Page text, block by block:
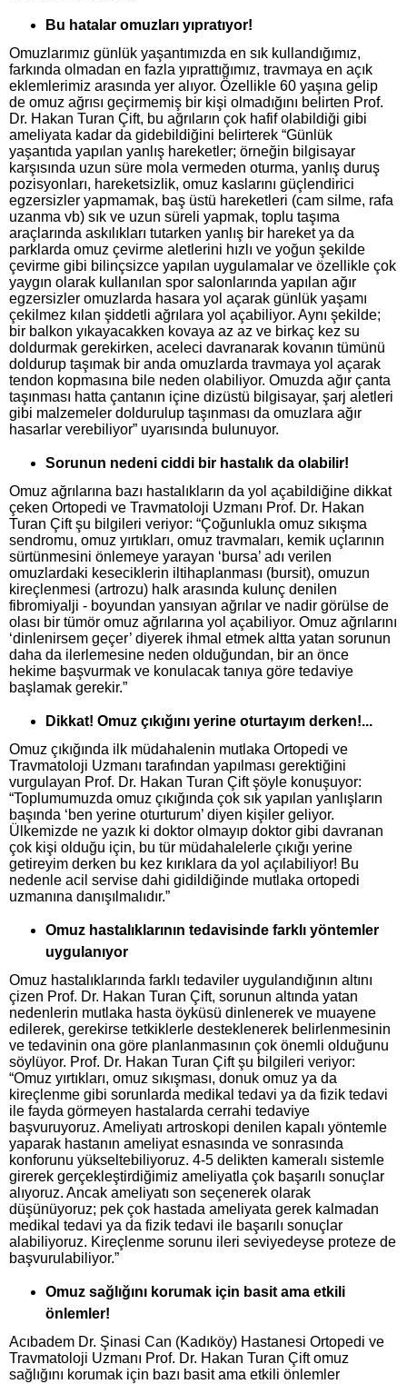
Bu hatalar omuzları yıpratıyor!
Omuzlarımız günlük yaşantımızda en sık kullandığımız,
farkında olmadan en fazla yıprattığımız, travmaya en açık
eklemlerimiz arasında yer alıyor. Özellikle 60 yaşına gelip
de omuz ağrısı geçirmemiş bir kişi olmadığını belirten Prof.
Dr. Hakan Turan Çift, bu ağrıların çok hafif olabildiği gibi
ameliyata kadar da gidebildiğini belirterek “Günlük
yaşantıda yapılan yanlış hareketler; örneğin bilgisayar
karşısında uzun süre mola vermeden oturma, yanlış duruş
pozisyonları, hareketsizlik, omuz kaslarını güçlendirici
egzersizler yapmamak, baş üstü hareketleri (cam silme, rafa
uzanma vb) sık ve uzun süreli yapmak, toplu taşıma
araçlarında askılıkları tutarken yanlış bir hareket ya da
parklarda omuz çevirme aletlerini hızlı ve yoğun şekilde
çevirme gibi bilinçsizce yapılan uygulamalar ve özellikle çok
yaygın olarak kullanılan spor salonlarında yapılan ağır
egzersizler omuzlarda hasara yol açarak günlük yaşamı
çekilmez kılan şiddetli ağrılara yol açabiliyor. Aynı şekilde;
bir balkon yıkayacakken kovaya az az ve birkaç kez su
doldurmak gerekirken, aceleci davranarak kovanın tümünü
doldurup taşımak bir anda omuzlarda travmaya yol açarak
tendon kopmasına bile neden olabiliyor. Omuzda ağır çanta
taşınması hatta çantanın içine dizüstü bilgisayar, şarj aletleri
gibi malzemeler doldurulup taşınması da omuzlara ağır
hasarlar verebiliyor” uyarısında bulunuyor.
Sorunun nedeni ciddi bir hastalık da olabilir!
Omuz ağrılarına bazı hastalıkların da yol açabildiğine dikkat
çeken Ortopedi ve Travmatoloji Uzmanı Prof. Dr. Hakan
Turan Çift şu bilgileri veriyor: “Çoğunlukla omuz sıkışma
sendromu, omuz yırtıkları, omuz travmaları, kemik uçlarının
sürtünmesini önlemeye yarayan ‘bursa’ adı verilen
omuzlardaki keseciklerin iltihaplanması (bursit), omuzun
kireçlenmesi (artrozu) halk arasında kulunç denilen
fibromiyalji - boyundan yansıyan ağrılar ve nadir görülse de
olası bir tümör omuz ağrılarına yol açabiliyor. Omuz ağrılarını
‘dinlenirsem geçer’ diyerek ihmal etmek altta yatan sorunun
daha da ilerlemesine neden olduğundan, bir an önce
hekime başvurmak ve konulacak tanıya göre tedaviye
başlamak gerekir.”
Dikkat! Omuz çıkığını yerine oturtayım derken!...
Omuz çıkığında ilk müdahalenin mutlaka Ortopedi ve
Travmatoloji Uzmanı tarafından yapılması gerektiğini
vurgulayan Prof. Dr. Hakan Turan Çift şöyle konuşuyor:
“Toplumumuzda omuz çıkığında çok sık yapılan yanlışların
başında ‘ben yerine oturturum’ diyen kişiler geliyor.
Ülkemizde ne yazık ki doktor olmayıp doktor gibi davranan
çok kişi olduğu için, bu tür müdahalelerle çıkığı yerine
getireyim derken bu kez kırıklara da yol açılabiliyor! Bu
nedenle acil servise dahi gidildiğinde mutlaka ortopedi
uzmanına danışılmalıdır.”
Omuz hastalıklarının tedavisinde farklı yöntemler
uygulanıyor
Omuz hastalıklarında farklı tedaviler uygulandığının altını
çizen Prof. Dr. Hakan Turan Çift, sorunun altında yatan
nedenlerin mutlaka hasta öyküsü dinlenerek ve muayene
edilerek, gerekirse tetkiklerle desteklenerek belirlenmesinin
ve tedavinin ona göre planlanmasının çok önemli olduğunu
söylüyor. Prof. Dr. Hakan Turan Çift şu bilgileri veriyor:
“Omuz yırtıkları, omuz sıkışması, donuk omuz ya da
kireçlenme gibi sorunlarda medikal tedavi ya da fizik tedavi
ile fayda görmeyen hastalarda cerrahi tedaviye
başvuruyoruz. Ameliyatı artroskopi denilen kapalı yöntemle
yaparak hastanın ameliyat esnasında ve sonrasında
konforunu yükseltebiliyoruz. 4-5 delikten kameralı sistemle
girerek gerçekleştirdiğimiz ameliyatla çok başarılı sonuçlar
alıyoruz. Ancak ameliyatı son seçenerek olarak
düşünüyoruz; pek çok hastada ameliyata gerek kalmadan
medikal tedavi ya da fizik tedavi ile başarılı sonuçlar
alabiliyoruz. Kireçlenme sorunu ileri seviyedeyse proteze de
başvurulabiliyor.”
Omuz sağlığını korumak için basit ama etkili
önlemler!
Acıbadem Dr. Şinasi Can (Kadıköy) Hastanesi Ortopedi ve
Travmatoloji Uzmanı Prof. Dr. Hakan Turan Çift omuz
sağlığını korumak için bazı basit ama etkili önlemler